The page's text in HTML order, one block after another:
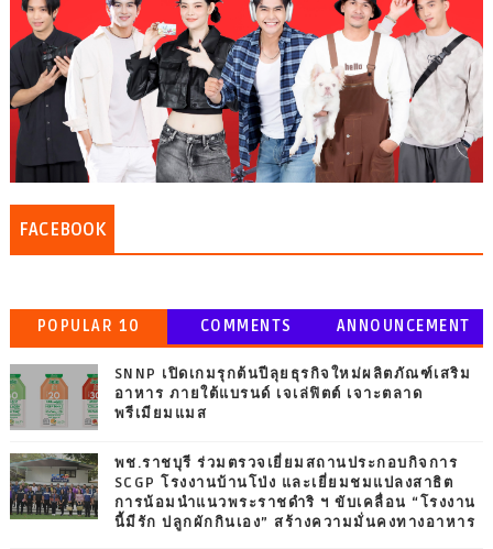
FACEBOOK
POPULAR 10 COMMENTS ANNOUNCEMENT
SNNP เปิดเกมรุกต้นปีลุยธุรกิจใหม่ผลิตภัณฑ์เสริม
อาหาร ภายใต้แบรนด์ เจเล่ฟิตต์ เจาะตลาด
พรีเมียมแมส
พช.ราชบุรี ร่วมตรวจเยี่ยมสถานประกอบกิจการ
SCGP โรงงานบ้านโป่ง และเยี่ยมชมแปลงสาธิต
การน้อมนำแนวพระราชดำริ ฯ ขับเคลื่อน “โรงงาน
นี้มีรัก ปลูกผักกินเอง” สร้างความมั่นคงทางอาหาร